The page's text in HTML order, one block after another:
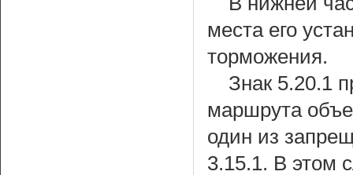
места его
торможения.
Знак 5.20.1
маршрута
один из
3.15.1. В этом